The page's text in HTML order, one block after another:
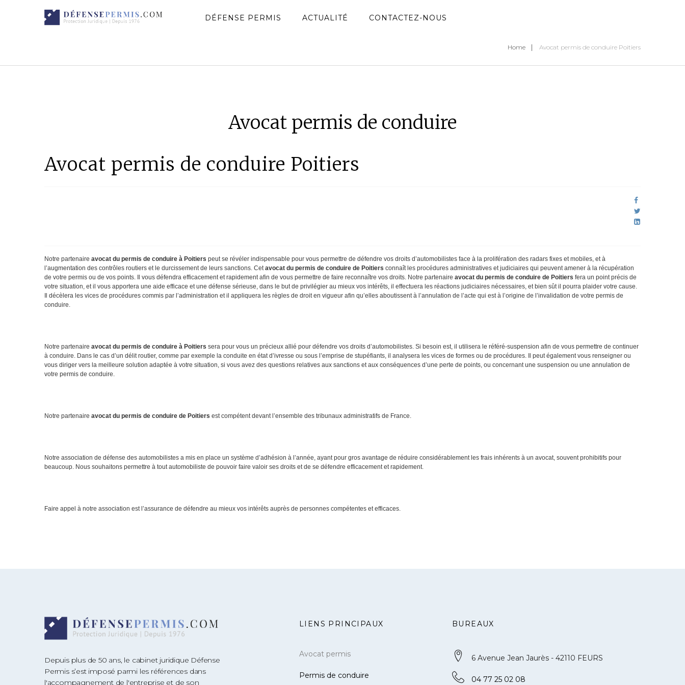
DÉFENSE PERMIS ACTUALITÉ CONTACTEZ-NOUS
Home Avocat permis de conduire Poitiers
Avocat permis de conduire
Avocat permis de conduire Poitiers
Notre partenaire avocat du permis de conduire à Poitiers peut se révéler indispensable pour vous permettre de défendre vos droits d’automobilistes face à la prolifération des radars fixes et mobiles, et à
l’augmentation des contrôles routiers et le durcissement de leurs sanctions. Cetavocat du permis de conduire de Poitiers connaît les procédures administratives et judiciaires qui peuvent amener à la récupération
de votre permis ou de vos points. Il vous défendra efficacement et rapidement afin de vous permettre de faire reconnaître vos droits. Notre partenaire avocat du permis de conduire de Poitiers fera un point précis de
votre situation, et il vous apportera une aide efficace et une défense sérieuse, dans le but de privilégier au mieux vos intérêts, il effectuera les réactions judiciaires nécessaires, et bien sût il pourra plaider votre cause.
Il décèlera les vices de procédures commis par l’administration et il appliquera les règles de droit en vigueur afin qu’elles aboutissent à l’annulation de l’acte qui est à l’origine de l’invalidation de votre permis de
conduire.
Notre partenaire avocat du permis de conduire à Poitiers sera pour vous un précieux allié pour défendre vos droits d’automobilistes. Si besoin est, il utilisera le référé-suspension afin de vous permettre de continuer
à conduire. Dans le cas d’un délit routier, comme par exemple la conduite en état d’ivresse ou sous l’emprise de stupéfiants, il analysera les vices de formes ou de procédures. Il peut également vous renseigner ou
vous diriger vers la meilleure solution adaptée à votre situation, si vous avez des questions relatives aux sanctions et aux conséquences d’une perte de points, ou concernant une suspension ou une annulation de
votre permis de conduire.
Notre partenaire avocat du permis de conduire de Poitiers est compétent devant l’ensemble des tribunaux administratifs de France.
Notre association de défense des automobilistes a mis en place un système d’adhésion à l’année, ayant pour gros avantage de réduire considérablement les frais inhérents à un avocat, souvent prohibitifs pour
beaucoup. Nous souhaitons permettre à tout automobiliste de pouvoir faire valoir ses droits et de se défendre efficacement et rapidement.
Faire appel à notre association est l’assurance de défendre au mieux vos intérêts auprès de personnes compétentes et efficaces.
Depuis plus de 50 ans, le cabinet juridique Défense
Permis s’est imposé parmi les références dans
l'accompagnement de l'entreprise et de son
LIENS PRINCIPAUX
Avocat permis
Permis de conduire
BUREAUX
6 Avenue Jean Jaurès - 42110 FEURS
04 77 25 02 08